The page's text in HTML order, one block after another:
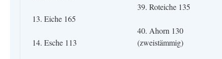
13. Eiche 165
14. Esche 113
39. Roteiche 135
40. Ahorn 130
(zweistämmig)